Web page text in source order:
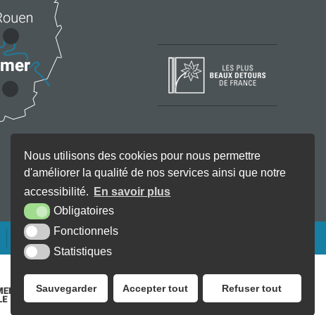
Nous utilisons des cookies pour nous permettre
d'améliorer la qualité de nos services ainsi que notre
accessibilité.
En savoir plus
Obligatoires
Fonctionnels
Statistiques
Sauvegarder Accepter tout Refuser tout
KREA3